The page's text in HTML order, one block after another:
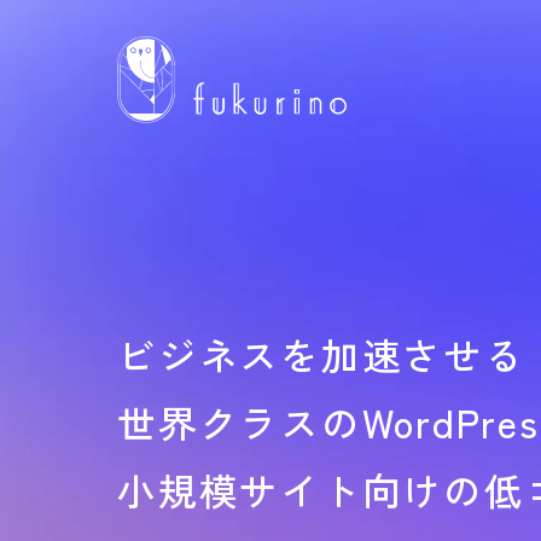
ビジネスを加速させる
世界クラスの
小規模サイト向けの低